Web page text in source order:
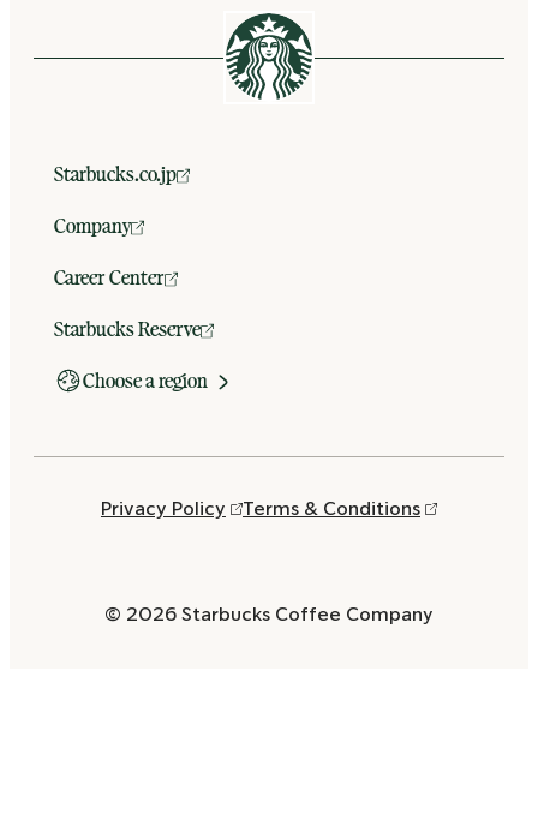
Starbucks.co.jp
Company
Career Center
Starbucks Reserve
Choose a region
Privacy Policy Terms & Conditions
© 2026 Starbucks Coffee Company